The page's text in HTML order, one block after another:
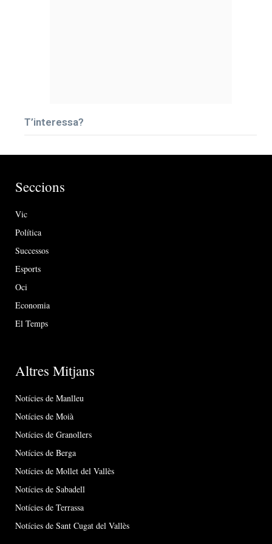
T’interessa?
Seccions
Vic
Política
Successos
Esports
Oci
Economia
El Temps
Altres Mitjans
Notícies de Manlleu
Notícies de Moià
Notícies de Granollers
Notícies de Berga
Notícies de Mollet del Vallès
Notícies de Sabadell
Notícies de Terrassa
Notícies de Sant Cugat del Vallès